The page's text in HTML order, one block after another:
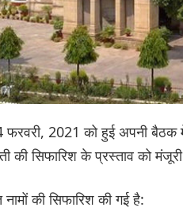
2021 को हुई अपनी बैठक
की सिफारिश के प्रस्ताव को मंजूरी
नामों की सिफारिश की गई है: